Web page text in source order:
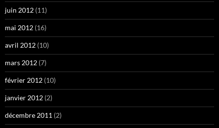
juin 2012 (11)
mai 2012 (16)
avril 2012 (10)
mars 2012 (7)
février 2012 (10)
janvier 2012 (2)
décembre 2011 (2)